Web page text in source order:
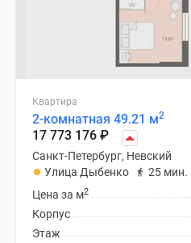
Квартира
2-комнатная 49.21 м2
17 773 176 ₽
Санкт-Петербург, Невский
Улица Дыбенко
25 мин.
Цена за м2
Корпус
Этаж